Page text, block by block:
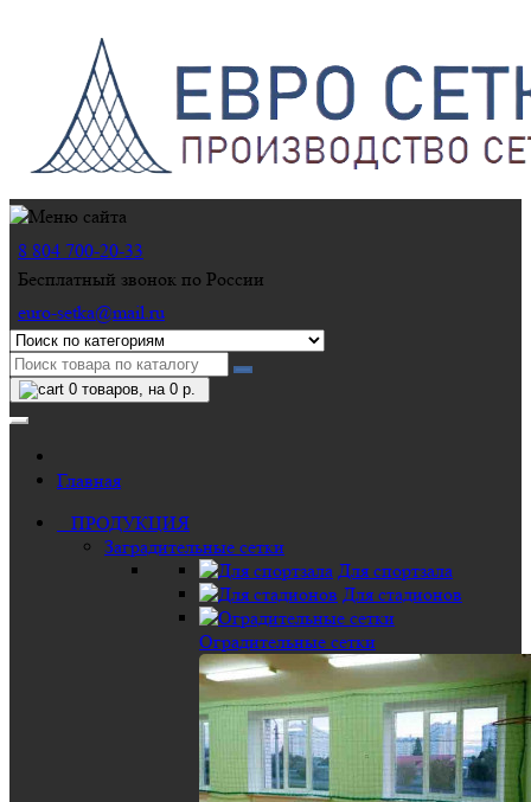
8 804 700-20-33
Бесплатный звонок по России
euro-setka@mail.ru
0 товаров, на 0 р.
Главная
ПРОДУКЦИЯ
Заградительные сетки
Для спортзала
Для стадионов
Оградительные сетки